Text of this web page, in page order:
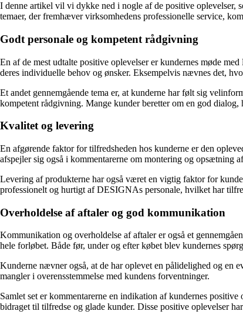
I denne artikel vil vi dykke ned i nogle af de positive oplevelser,
temaer, der fremhæver virksomhedens professionelle service,
Godt personale og kompetent rådgivning
En af de mest udtalte positive oplevelser er kundernes møde
deres individuelle behov og ønsker. Eksempelvis nævnes det,
Et andet gennemgående tema er, at kunderne har følt sig
kompetent rådgivning. Mange kunder beretter om en god
Kvalitet og levering
En afgørende faktor for tilfredsheden hos kunderne er den
afspejler sig også i kommentarerne om montering og opsætning
Levering af produkterne har også været en vigtig faktor for
professionelt og hurtigt af DESIGNAs personale, hvilket har
Overholdelse af aftaler og god kommunikation
Kommunikation og overholdelse af aftaler er også et
hele forløbet. Både før, under og efter købet blev kundernes
Kunderne nævner også, at de har oplevet en pålidelighed og en
mangler i overensstemmelse med kundens forventninger.
Samlet set er kommentarerne en indikation af kundernes
bidraget til tilfredse og glade kunder. Disse positive oplevelser